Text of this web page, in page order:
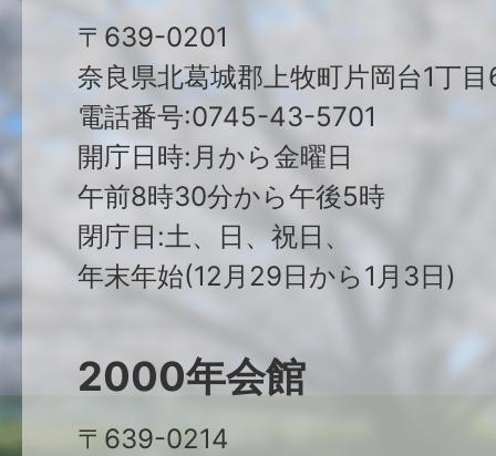
〒639-0201
奈良県北葛城郡上牧町片岡台1丁目
電話番号:0745-43-5701
開庁日時:月から金曜日
午前8時30分から午後5時
閉庁日:土、日、祝日、
年末年始(12月29日から1月3日)
2000年会館
〒639-0214